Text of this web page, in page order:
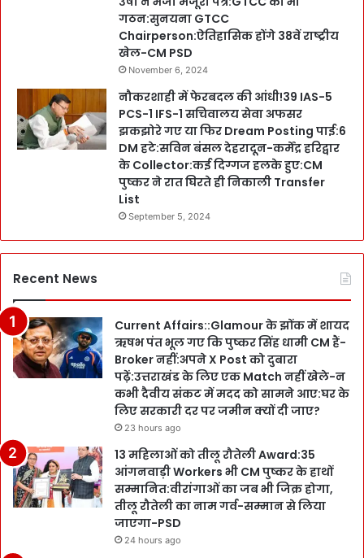
गठन:सुनयना GTCC
Chairperson:ऐतिहासिक होंगे 38वें राष्ट्रीय
खेल-CM PSD
November 6, 2024
नौकरशाही में फेरबदल की आंधी!39 IAS-5
PCS-1 IFS-1 सचिवालय सेवा अफसर
झकझोरे गए या फिर Dream Posting पाई:6
DM हटे:सविन बंसल देहरादून-कर्मेंद्र हरिद्वार
के Collector:कई दिग्गज हलके हुए:CM
पुष्कर ने रात घिरते ही निकाली Transfer
List
September 5, 2024
Recent News
Current Affairs::Glamour के झोंक में शायद
ऋषभ पंत भूल गए कि पुष्कर सिंह धामी CM हैं-
Broker नहीं:अपने X Post को दुबारा
पढ़ें:उत्तराखंड के लिए एक Match नहीं खेले-न
कभी दैवीय संकट में मदद को सामने आए:घर के
लिए सरकारी दर पर जमीन क्यों दी जाए?
23 hours ago
13 महिलाओं को तीलू रौतेली Award:35
आंगनवाड़ी Workers भी CM पुष्कर के हाथों
सम्मानित:वीरांगाओं का जब भी जिक्र होगा,
तीलू रौतेली का नाम गर्व-सम्मान से लिया
जाएगा-PSD
24 hours ago